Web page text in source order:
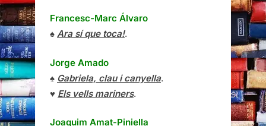
Francesc-Marc Álvaro
♠ Ara sí que toca!.
Jorge Amado
♠ Gabriela, clau i canyella.
♥ Els vells mariners.
Joaquim Amat-Piniella